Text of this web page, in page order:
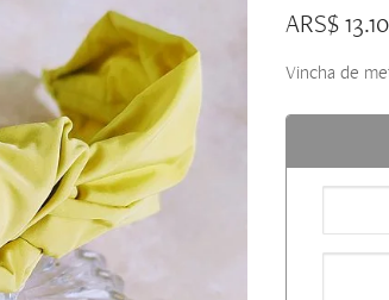
ARS$
Vincha de